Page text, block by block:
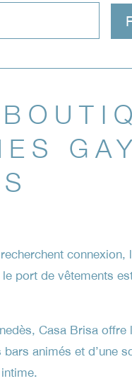
port de vêtements
Casa Brisa offre
animés et d’une